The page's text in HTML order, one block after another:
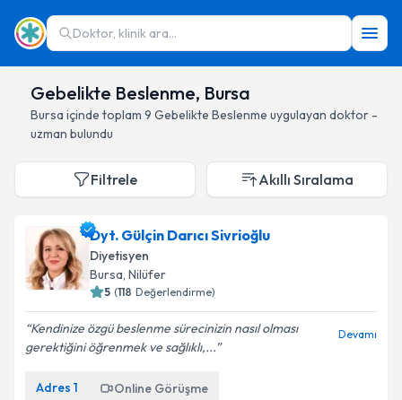
Doktor, klinik ara...
Gebelikte Beslenme, Bursa
Bursa içinde toplam 9 Gebelikte Beslenme uygulayan doktor -
uzman bulundu
Filtrele Akıllı Sıralama
Dyt. Gülçin Darıcı Sivrioğlu
Diyetisyen
Bursa, Nilüfer
5 (118 Değerlendirme)
Kendinize özgü beslenme sürecinizin nasıl olması
gerektiğini öğrenmek ve sağlıklı,...
Devamı
Adres 1 Online Görüşme